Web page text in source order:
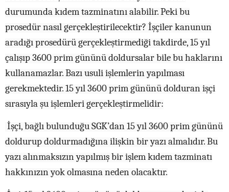
durumunda kıdem tazminatını alabilir. Peki bu
prosedür nasıl gerçekleştirilecektir? İşçiler kanunun
aradığı prosedürü gerçekleştirmediği takdirde, 15 yıl
çalışıp 3600 prim gününü doldursalar bile bu haklarını
kullanamazlar. Bazı usuli işlemlerin yapılması
gerekmektedir. 15 yıl 3600 prim gününü dolduran işçi
sırasıyla şu işlemleri gerçekleştirmelidir:
İşçi, bağlı bulunduğu SGK’dan 15 yıl 3600 prim gününü
doldurup doldurmadığına ilişkin bir yazı almalıdır. Bu
yazı alınmaksızın yapılmış bir işlem kıdem tazminatı
hakkınızın yok olmasına neden olacaktır.